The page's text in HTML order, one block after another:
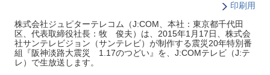
印刷用
株式会社ジュピターテレコム（J:COM、本社：東京都千代田
区、代表取締役社長：牧 俊夫）は、2015年1月17日、株式会
社サンテレビジョン（サンテレビ）が制作する震災20年特別番
組『阪神淡路大震災 1.17のつどい』を、J:COMテレビ（J:テ
レ）で生放送します。